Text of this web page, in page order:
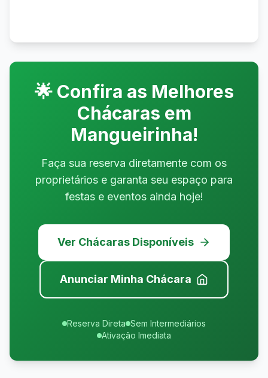
🌟 Confira as Melhores
Chácaras em
Mangueirinha!
Faça sua reserva diretamente com os
proprietários e garanta seu espaço para
festas e eventos ainda hoje!
Ver Chácaras Disponíveis
Anunciar Minha Chácara
Reserva Direta Sem Intermediários
Ativação Imediata